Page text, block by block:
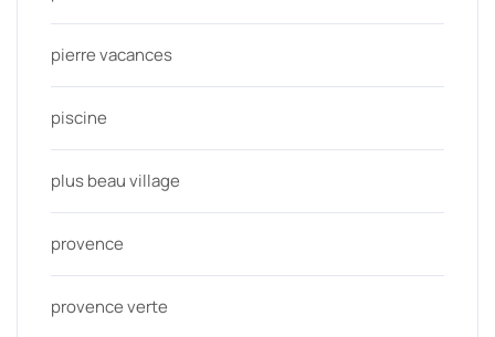
pierre vacances
piscine
plus beau village
provence
provence verte